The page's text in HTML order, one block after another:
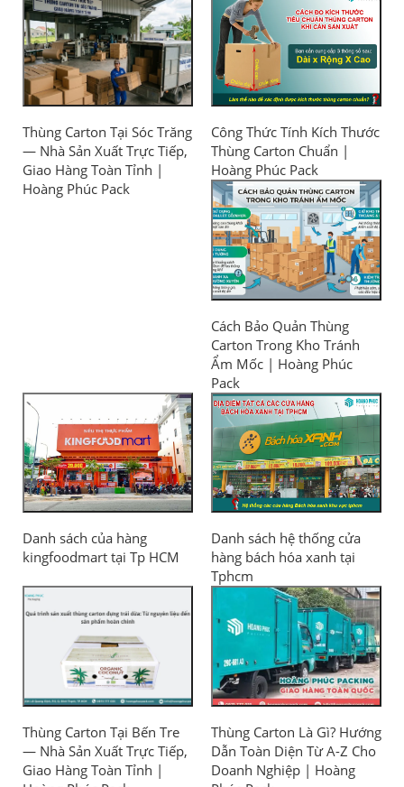
Thùng Carton Tại Sóc Trăng
— Nhà Sản Xuất Trực Tiếp,
Giao Hàng Toàn Tỉnh |
Hoàng Phúc Pack
Công Thức Tính Kích Thước
Thùng Carton Chuẩn |
Hoàng Phúc Pack
Cách Bảo Quản Thùng
Carton Trong Kho Tránh
Ẩm Mốc | Hoàng Phúc
Pack
Danh sách của hàng
kingfoodmart tại Tp HCM
Danh sách hệ thống cửa
hàng bách hóa xanh tại
Tphcm
Thùng Carton Tại Bến Tre
— Nhà Sản Xuất Trực Tiếp,
Giao Hàng Toàn Tỉnh |
Thùng Carton Là Gì? Hướng
Dẫn Toàn Diện Từ A-Z Cho
Doanh Nghiệp | Hoàng